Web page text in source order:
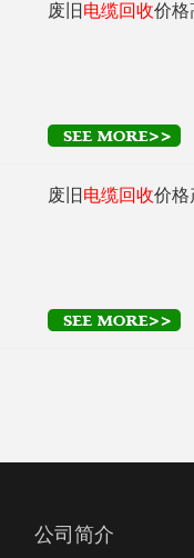
废旧电线电缆回收
废旧 电缆回收价格
电缆回收，而且废旧
废旧 电缆回收价格
公司简介